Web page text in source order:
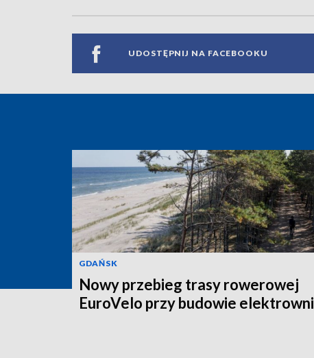
UDOSTĘPNIJ NA FACEBOOKU
GDAŃSK
Nowy przebieg trasy rowerowej
EuroVelo przy budowie elektrowni